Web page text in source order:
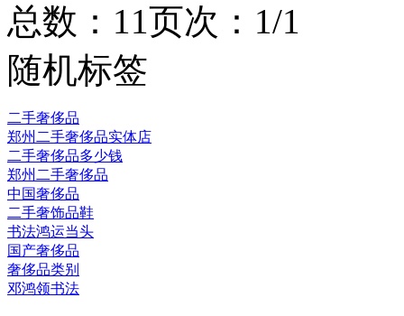
总数：11页次：1/1
随机标签
二手奢侈品
郑州二手奢侈品实体店
二手奢侈品多少钱
郑州二手奢侈品
中国奢侈品
二手奢饰品鞋
书法鸿运当头
国产奢侈品
奢侈品类别
邓鸿领书法